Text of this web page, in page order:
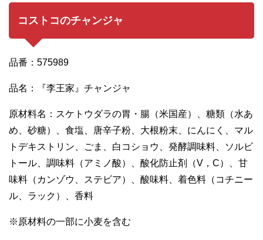
コストコのチャンジャ
品番：575989
品名： 『李王家』 チャンジャ
原材料名： スケトウダラの胃・腸（米国産）、糖類（水あ
め、砂糖）、食塩、唐辛子粉、大根粉末、にんにく、マル
トデキストリン、ごま、白コショウ、発酵調味料、ソルビ
トール、調味料（アミノ酸）、酸化防止剤（V，C）、甘
味料（カンゾウ、ステビア）、酸味料、着色料（コチニー
ル、ラック）、香料
※原材料の一部に小麦を含む